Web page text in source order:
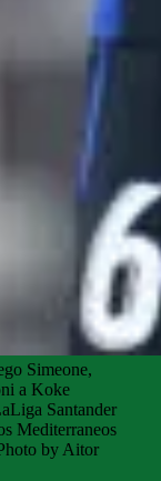
Simeone,
a Koke
Santander
Mediterraneos
by Aitor